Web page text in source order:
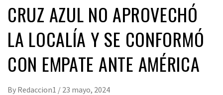
CRUZ AZUL NO APROVECHÓ
LA LOCALÍA Y SE CONFORMÓ
CON EMPATE ANTE AMÉRICA
By Redaccion1 / 23 mayo, 2024